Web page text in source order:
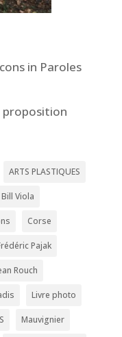
in Paroles
proposition
ARTS PLASTIQUES
Bill Viola
Corse
Pajak
Rouch
Livre photo
Mauvignier